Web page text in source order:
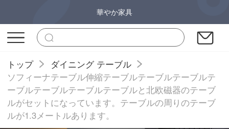
華やか家具
トップ
ダイニング テーブル
ソフィーナテーブル伸縮テーブルテーブルテーブルテ
ーブルテーブルテーブルテーブルと北欧磁器のテーブ
ルがセットになっています。テーブルの周りのテーブ
ルが1.3メートルあります。